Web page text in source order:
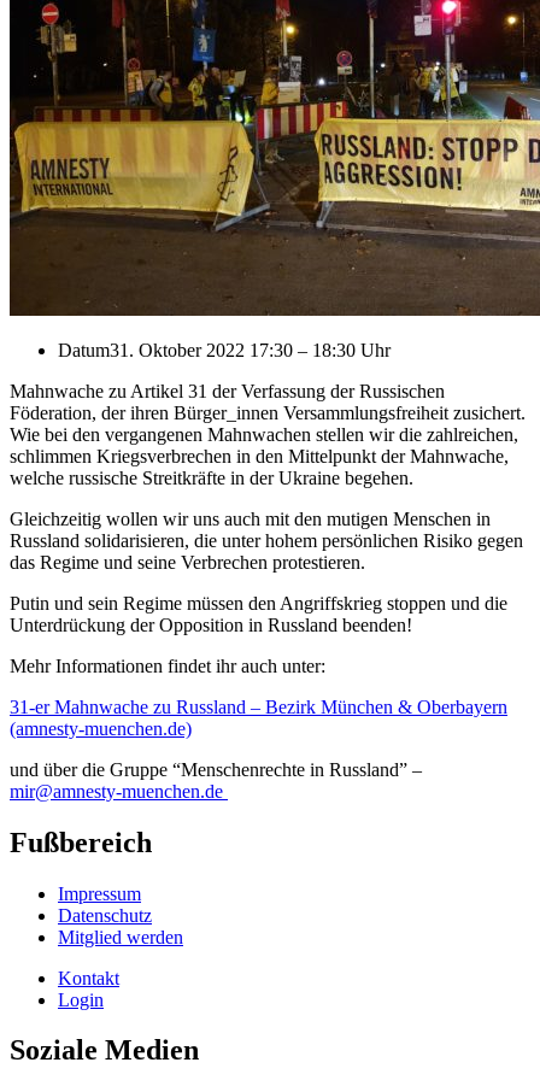
Datum31. Oktober 2022 17:30 – 18:30 Uhr
Mahnwache zu Artikel 31 der Verfassung der Russischen
Föderation, der ihren Bürger_innen Versammlungsfreiheit zusichert.
Wie bei den vergangenen Mahnwachen stellen wir die zahlreichen,
schlimmen Kriegsverbrechen in den Mittelpunkt der Mahnwache,
welche russische Streitkräfte in der Ukraine begehen.
Gleichzeitig wollen wir uns auch mit den mutigen Menschen in
Russland solidarisieren, die unter hohem persönlichen Risiko gegen
das Regime und seine Verbrechen protestieren.
Putin und sein Regime müssen den Angriffskrieg stoppen und die
Unterdrückung der Opposition in Russland beenden!
Mehr Informationen findet ihr auch unter:
31-er Mahnwache zu Russland – Bezirk München & Oberbayern
(amnesty-muenchen.de)
und über die Gruppe “Menschenrechte in Russland” –
mir@amnesty-muenchen.de
Fußbereich
Impressum
Datenschutz
Mitglied werden
Kontakt
Login
Soziale Medien